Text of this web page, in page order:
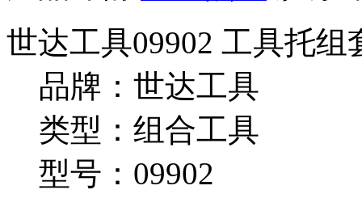
世达工具09902 工具托
品牌：世达工具
类型：组合工具
型号：09902